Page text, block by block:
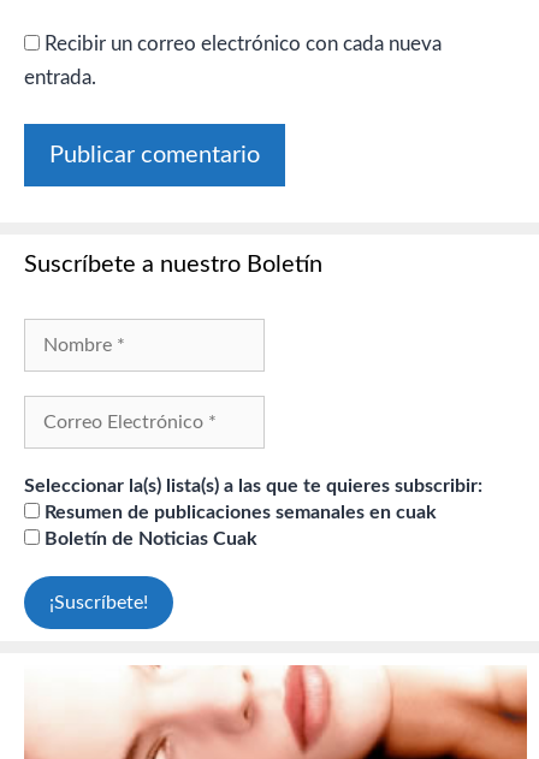
Recibir un correo electrónico con cada nueva
entrada.
Suscríbete a nuestro Boletín
Seleccionar la(s) lista(s) a las que te quieres subscribir:
Resumen de publicaciones semanales en cuak
Boletín de Noticias Cuak